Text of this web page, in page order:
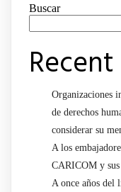
Buscar
Organizaciones
de derechos
considerar su
A los
CARICOM y
A once años del